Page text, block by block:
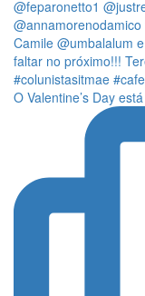
O Valentine’s Day